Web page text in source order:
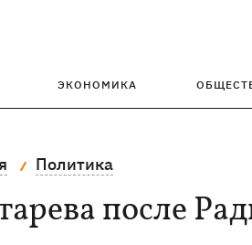
ЭКОНОМИКА
Политика
после